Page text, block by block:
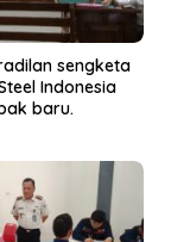
sengketa
Indonesia
baru.